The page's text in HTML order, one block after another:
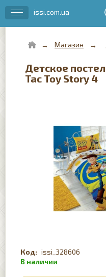
issi.com.ua
Магазин
Детское
Tac Toy Story 4
issi_328606